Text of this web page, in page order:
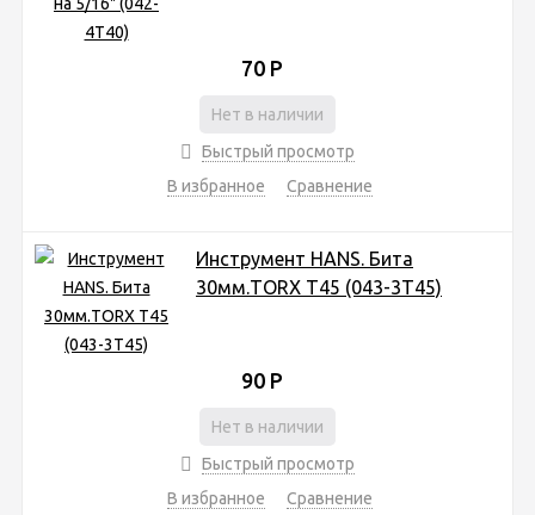
70 Р
Нет в наличии
Быстрый просмотр
В избранное
Сравнение
Инструмент HANS. Бита
30мм.TORX T45 (043-3Т45)
90 Р
Нет в наличии
Быстрый просмотр
В избранное
Сравнение